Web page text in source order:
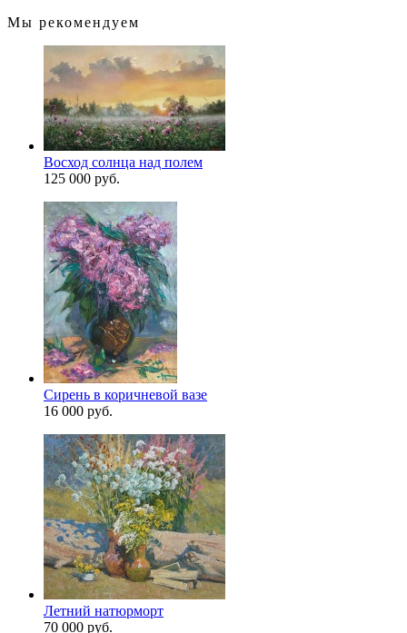
Мы рекомендуем
Восход солнца над полем
125 000 руб.
Сирень в коричневой вазе
16 000 руб.
Летний натюрморт
70 000 руб.